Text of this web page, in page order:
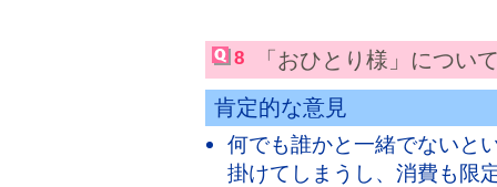
8
「おひとり様」につい
肯定的な意見
何でも誰かと一緒でないと
掛けてしまうし、消費も限